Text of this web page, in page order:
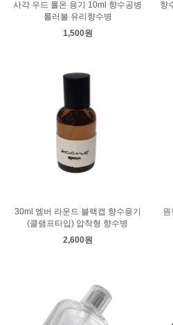
사각 우드 롤온 용기 10ml 향수공병
롤러볼 유리향수병
1,500원
향
30ml 엠버 라운드 블랙캡 향수용기
(클램프타입) 압착형 향수병
2,600원
원